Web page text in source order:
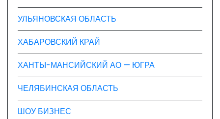
УЛЬЯНОВСКАЯ ОБЛАСТЬ
ХАБАРОВСКИЙ КРАЙ
ХАНТЫ-МАНСИЙСКИЙ АО — ЮГРА
ЧЕЛЯБИНСКАЯ ОБЛАСТЬ
ШОУ БИЗНЕС